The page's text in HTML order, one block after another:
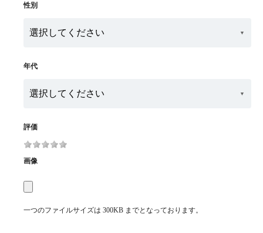
性別
年代
評価
画像
一つのファイルサイズは 300KB までとなっております。